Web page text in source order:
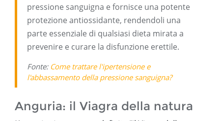
pressione sanguigna e fornisce una potente
protezione antiossidante, rendendoli una
parte essenziale di qualsiasi dieta mirata a
prevenire e curare la disfunzione erettile.
Fonte: Come trattare l'ipertensione e
l'abbassamento della pressione sanguigna?
Anguria: il Viagra della natura